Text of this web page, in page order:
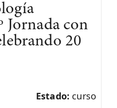
Jornada con
20
Estado: curso